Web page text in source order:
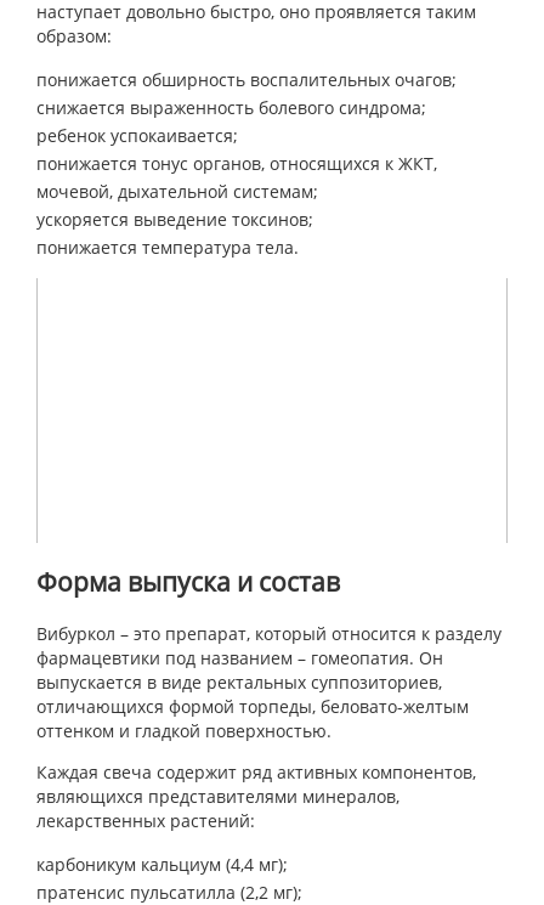
наступает довольно быстро, оно проявляется таким
образом:
понижается обширность воспалительных очагов;
снижается выраженность болевого синдрома;
ребенок успокаивается;
понижается тонус органов, относящихся к ЖКТ,
мочевой, дыхательной системам;
ускоряется выведение токсинов;
понижается температура тела.
Форма выпуска и состав
Вибуркол – это препарат, который относится к разделу
фармацевтики под названием – гомеопатия. Он
выпускается в виде ректальных суппозиториев,
отличающихся формой торпеды, беловато-желтым
оттенком и гладкой поверхностью.
Каждая свеча содержит ряд активных компонентов,
являющихся представителями минералов,
лекарственных растений:
карбоникум кальциум (4,4 мг);
пратенсис пульсатилла (2,2 мг);